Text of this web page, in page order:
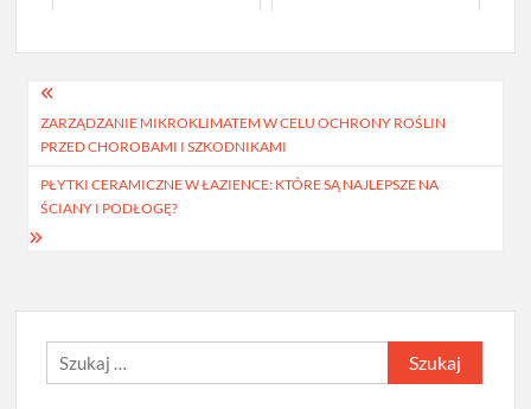
Nawigacja
wpisu
ZARZĄDZANIE MIKROKLIMATEM W CELU OCHRONY ROŚLIN
PRZED CHOROBAMI I SZKODNIKAMI
PŁYTKI CERAMICZNE W ŁAZIENCE: KTÓRE SĄ NAJLEPSZE NA
ŚCIANY I PODŁOGĘ?
Szukaj: